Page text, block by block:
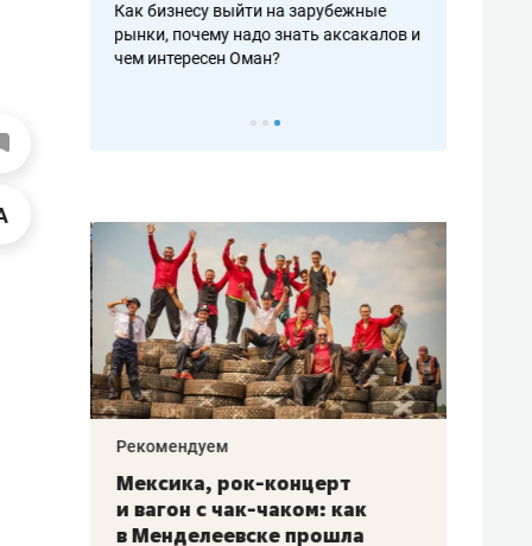
Как бизнесу выйти на зарубежные
рынки, почему надо знать аксакалов и
чем интересен Оман?
Рекомендуем
Мексика, рок-концерт
и вагон с чак-чаком: как
в Менделеевске прошла